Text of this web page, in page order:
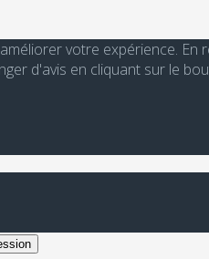
votre expérience.
d'avis en cliquant sur le